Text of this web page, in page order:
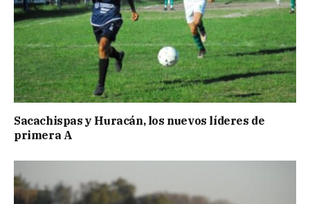
Sacachispas y Huracán, los nuevos líderes de
primera A